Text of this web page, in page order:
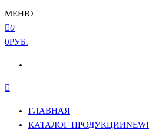
МЕНЮ
0
0РУБ.
ГЛАВНАЯ
КАТАЛОГ ПРОДУКЦИИNEW!